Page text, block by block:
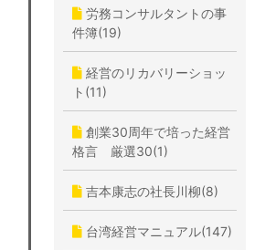
労務コンサルタントの事
件簿(19)
経営のリカバリーショッ
ト(11)
創業30周年で培った経営
格言 厳選30(1)
吉本康志の社長川柳(8)
台湾経営マニュアル(147)